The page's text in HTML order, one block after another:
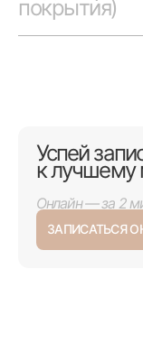
покрытия)
Успей
к лучшему
Онлайн — за 2
ЗАПИСАТЬСЯ